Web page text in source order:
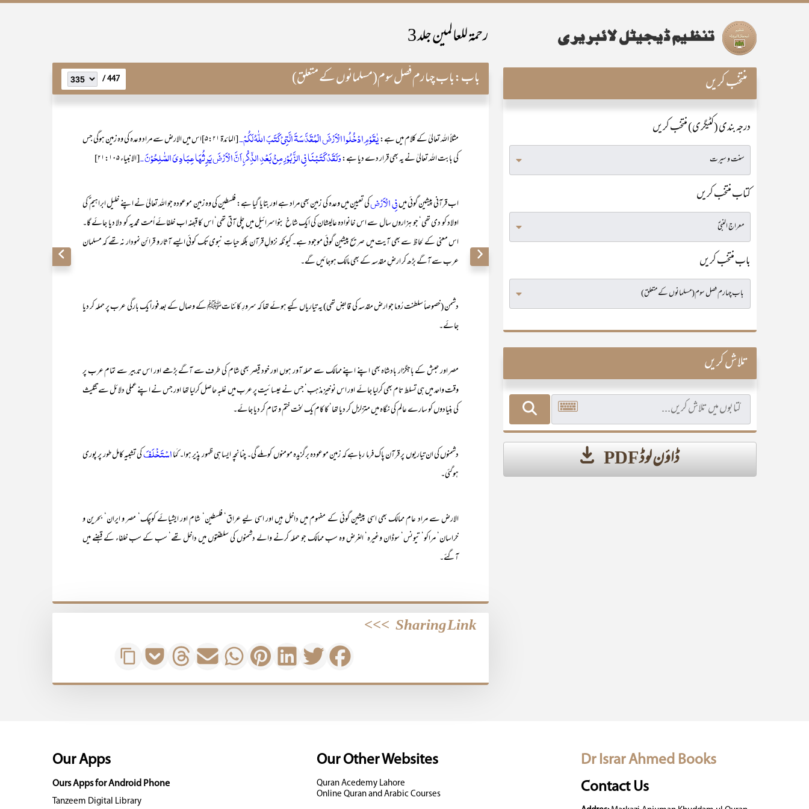
رحمۃ للعالمین جلد 3
باب:باب چہارم فصل سوم(مسلمانوں کے متعلق) 447 /
مثلاً اللہ تعالیٰ کے کلام میں ہے:يٰقَوْمِ ادْخُلُوا الْاَرْضَ الْمُقَدَّسَةَ الَّتِيْ كَتَبَ اللّٰهُ لَكُمْ۔
[المائدۃ ۵:۲۱]اس میں الارض سے مراد وعدہ کی وہ زمین ہوگی جس
کی بابت اللہ تعالیٰ نے یہ بھی قرار دے دیا ہے:وَلَقَدْ كَتَبْنَا فِي الزَّبُوْرِ مِنْۢ بَعْدِ الذِّكْرِ اَنَّ الْاَرْضَ يَرِثُهَا عِبَادِيَ الصّٰلِحُوْنَ ۔[الانبیاء ۲۱:۱۰۵]
اب قرآنی پیشین گوئی میںفِی الْاَرْضکی تعیین میں وعدہ کی زمین بھی مراد ہے اور بتایا گیا ہے: فلسطین کی وہ زمین موعودہ جو اللہ تعالیٰ نے اپنے خلیل ابراہیم ؑ کی
اولاد کو دی تھی‘ جو ہزاروں سال سے اس خانوادہ عالیشان کی ایک شاخ بنواسرائیل میں چلی آتی تھی‘ اس کا قبضہ اب خلفائے اُمت محمدیہ کو دلا دیا جائے گا۔
اس معنی کے لحاظ سے بھی آیت میں صریح پیشین گوئی موجود ہے۔ کیونکہ نزولِ قرآن بلکہ حیاتِ نبوی تک کوئی ایسے آثار و قرائن نمودار نہ تھے کہ مسلمان
عرب سے آگے بڑھ کر ارضِ مقدسہ کے بھی مالک ہوجائیں گے۔
دشمن (خصوصاً سلطنت رُوما جو ارض مقدسہ کی قابض تھی) یہ تیاریاں کیے ہوئے تھا کہ سرورِ کائناتﷺ کے وصال کے بعد فوراً یک بارگی عرب پر حملہ کر دیا
جائے۔
مصر اور حبش کے باجگزار بادشاہ بھی اپنے اپنے ممالک سے حملہ آور ہوں اور خود قیصر بھی شام کی طرف سے آگے بڑھے اور اس تدبیر سے تمام عرب پر
وقت واحد میں ہی تسلط تام بھی کرلیا جائے اور اس نوخیز مذہب‘ جس نے عیسائیت پر عرب میں غلبہ حاصل کرلیا تھا اور جس نے اپنے عملی دلائل سے تثلیث
کی بنیادوں کو سارے عالم کی نگاہ میں متزلزل کر دیا تھا‘ کا کام یک لخت ختم و تمام کر دیا جائے۔
دشمنوں کی ان تیاریوں پر قرآن پاک فرما رہا ہے کہ زمین موعودہ برگزیدہ مومنوں کو ملے گی۔ چنانچہ ایسا ہی ظہور پذیر ہوا۔ كَمَااسْتَخْلَفَکی تشبیہ کامل طور پر پوری
ہوگئی۔
الارض سے مراد عام ممالک بھی اسی پیشین گوئی کے مفہوم میں داخل ہیں اور اسی لیے عراق‘ فلسطین‘ شام اور ایشیائے کوچک‘ مصر و ایران‘ بحرین و
خراسان‘ مراکو‘ تیونس‘ سوڈان وغیرہ‘ الغرض وہ سب ممالک جو حملہ کرنے والے دشمنوں کی سلطنتوں میں داخل تھے‘ سب کے سب خلفاء کے قبضے میں
آگئے۔
Sharing Link
>>>
منتخب کریں
درجہ بندی (کٹیگری) منتخب کریں
کتاب منتخب کریں
باب منتخب کریں
تلاش کریں
ڈاؤن لوڈ PDF
Dr Israr Ahmed Books
Contact Us
Our Other Websites
Quran Acedemy Lahore
Online Quran and Arabic Courses
Our Apps
Ours Apps for Android Phone
Tanzeem Digital Library